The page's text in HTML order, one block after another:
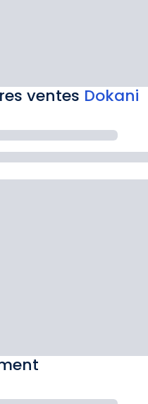
ventes Dokani